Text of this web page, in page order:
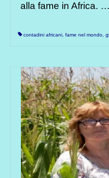
alla fame in Africa. …
contadini africani fame nel mondo